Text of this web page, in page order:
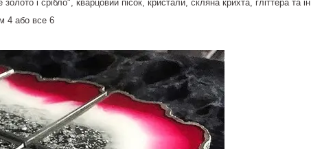
і срібло", кварцовий пісок, кристали, скляна крихта, гліттера та ін
4 або все 6